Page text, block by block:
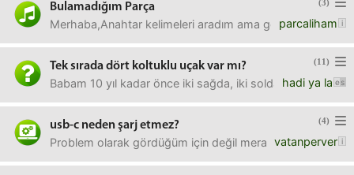
(3)
Bulamadığım Parça
parcaliham
Merhaba,Anahtar kelimeleri aradım ama google'da bir
(11)
Tek sırada dört koltuklu uçak var mı?
hadi ya la
Babam 10 yıl kadar önce iki sağda, iki solda olmak
(4)
usb-c neden şarj etmez?
vatanperver
Problem olarak gördüğüm için değil merakımdan